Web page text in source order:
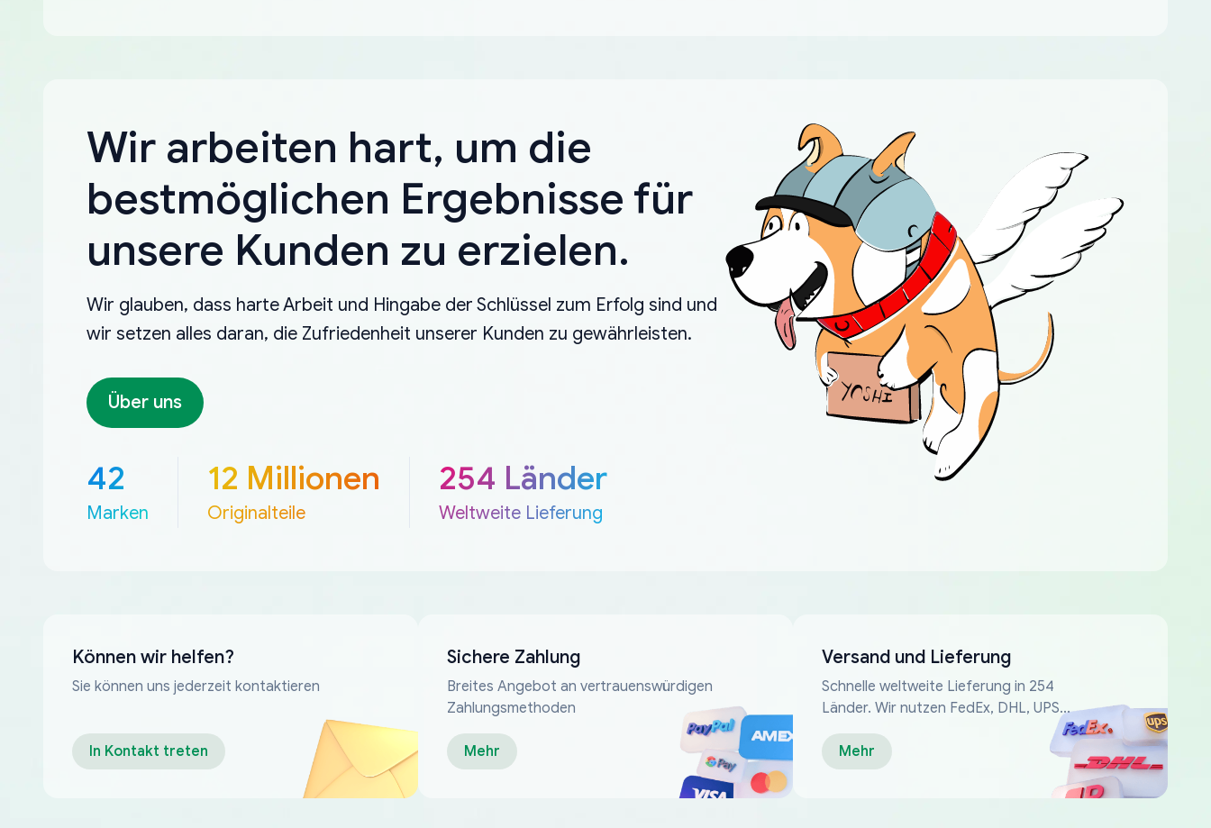
Wir arbeiten hart, um die
bestmöglichen Ergebnisse für
unsere Kunden zu erzielen.
Wir glauben, dass harte Arbeit und Hingabe der Schlüssel zum Erfolg sind und
wir setzen alles daran, die Zufriedenheit unserer Kunden zu gewährleisten.
Über uns
42
Marken
12 Millionen
Originalteile
254 Länder
Weltweite Lieferung
Können wir helfen?
Sie können uns jederzeit kontaktieren
In Kontakt treten
Sichere Zahlung
Breites Angebot an vertrauenswürdigen
Zahlungsmethoden
Mehr
Versand und Lieferung
Schnelle weltweite Lieferung in 254
Länder. Wir nutzen FedEx, DHL, UPS...
Mehr